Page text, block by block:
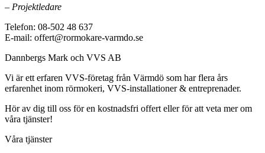
– Projektledare
Telefon: 08-502 48 637
E-mail: offert@rormokare-varmdo.se
Dannbergs Mark och VVS AB
Vi är ett erfaren VVS-företag från Värmdö som har flera års
erfarenhet inom rörmokeri, VVS-installationer & entreprenader.
Hör av dig till oss för en kostnadsfri offert eller för att veta mer om
våra tjänster!
Våra tjänster